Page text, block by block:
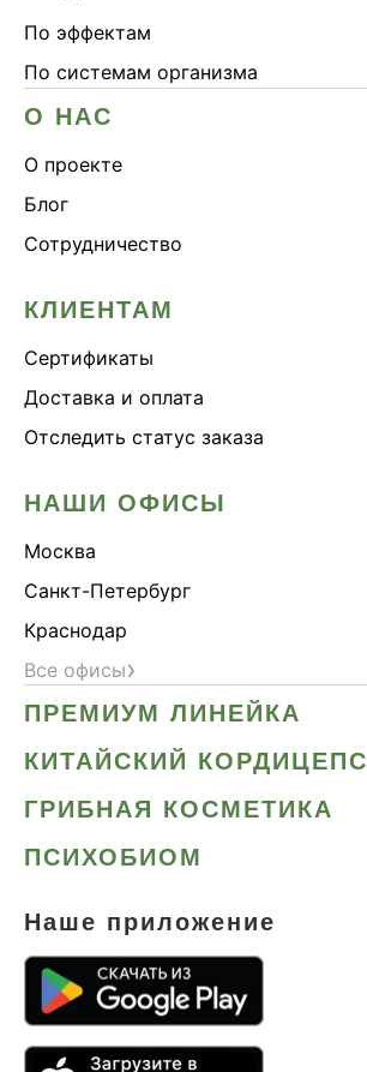
По эффектам
По системам организма
О НАС
О проекте
Блог
Сотрудничество
КЛИЕНТАМ
Сертификаты
Доставка и оплата
Отследить статус заказа
НАШИ ОФИСЫ
Москва
Санкт-Петербург
Краснодар
Все офисы›
ПРЕМИУМ ЛИНЕЙКА
КИТАЙСКИЙ КОРДИЦЕПС
ГРИБНАЯ КОСМЕТИКА
ПСИХОБИОМ
Наше приложение